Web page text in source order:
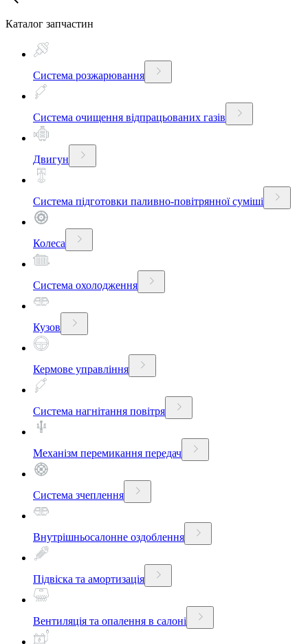
Каталог запчастин
Система розжарювання
Система очищення відпрацьованих газів
Двигун
Система підготовки паливно-повітрянної суміші
Колеса
Система охолодження
Кузов
Кермове управління
Система нагнітання повітря
Механізм перемикання передач
Система зчеплення
Внутрішньосалонне оздоблення
Підвіска та амортизація
Вентиляція та опалення в салоні